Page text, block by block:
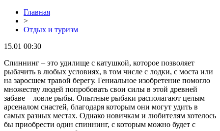
Главная
>
Отдых и туризм
15.01 00:30
Спиннинг – это удилище с катушкой, которое позволяет
рыбачить в любых условиях, в том числе с лодки, с моста или
на заросшем травой берегу. Гениальное изобретение помогло
множеству людей попробовать свои силы в этой древней
забаве – ловле рыбы. Опытные рыбаки располагают целым
арсеналом снастей, благодаря которым они могут удить в
самых разных местах. Однако новичкам и любителям хотелось
бы приобрести один спиннинг, с которым можно будет с